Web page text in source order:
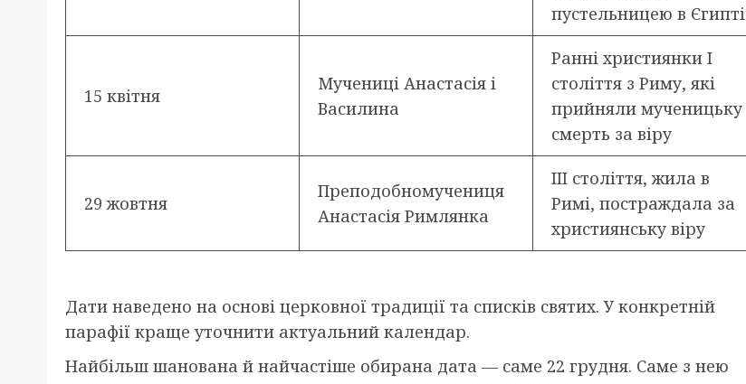
пустельницею в Єгипті
15 квітня
Мучениці Анастасія і
Василина
Ранні християнки I
століття з Риму, які
прийняли мученицьку
смерть за віру
29 жовтня
Преподобномучениця
Анастасія Римлянка
III століття, жила в
Римі, постраждала за
християнську віру
Дати наведено на основі церковної традиції та списків святих. У конкретній
парафії краще уточнити актуальний календар.
Найбільш шанована й найчастіше обирана дата — саме 22 грудня. Саме з нею